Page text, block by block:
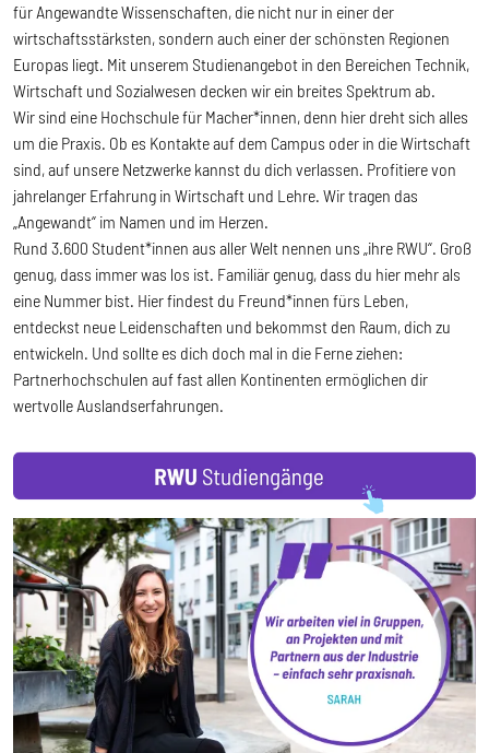
für Angewandte Wissenschaften, die nicht nur in einer der
wirtschaftsstärksten, sondern auch einer der schönsten Regionen
Europas liegt. Mit unserem Studienangebot in den Bereichen Technik,
Wirtschaft und Sozialwesen decken wir ein breites Spektrum ab.
Wir sind eine Hochschule für Macher*innen, denn hier dreht sich alles
um die Praxis. Ob es Kontakte auf dem Campus oder in die Wirtschaft
sind, auf unsere Netzwerke kannst du dich verlassen. Profitiere von
jahrelanger Erfahrung in Wirtschaft und Lehre. Wir tragen das
„Angewandt“ im Namen und im Herzen.
Rund 3.600 Student*innen aus aller Welt nennen uns „ihre RWU“. Groß
genug, dass immer was los ist. Familiär genug, dass du hier mehr als
eine Nummer bist. Hier findest du Freund*innen fürs Leben,
entdeckst neue Leidenschaften und bekommst den Raum, dich zu
entwickeln. Und sollte es dich doch mal in die Ferne ziehen:
Partnerhochschulen auf fast allen Kontinenten ermöglichen dir
wertvolle Auslandserfahrungen.